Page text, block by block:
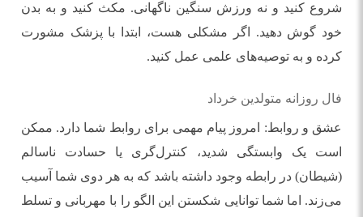
شروع کنید و نه ورزش سنگین ناگهانی. مکث کنید و به بدن
خود گوش دهید. اگر مشکلی هست، ابتدا با پزشک مشورت
کرده و به توصیه‌های علمی عمل کنید.
فال روزانه متولدین خرداد
عشق و روابط: امروز پیام مهمی برای روابط شما دارد. ممکن
است یک وابستگی شدید، کنترل‌گری یا حسادت ناسالم
(شیطان) در رابطه وجود داشته باشد که به هر دوی شما آسیب
می‌زند. اما شما توانایی شکستن این الگو را با مهربانی و تسلط